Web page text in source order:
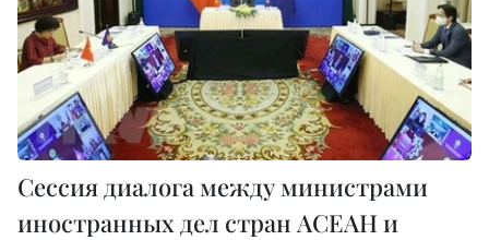
Сессия диалога между министрами
иностранных дел стран АСЕАН и